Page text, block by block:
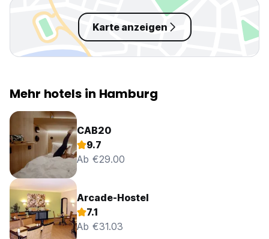
Karte anzeigen
Mehr hotels in Hamburg
CAB20
9.7
Ab €29.00
Arcade-Hostel
7.1
Ab €31.03